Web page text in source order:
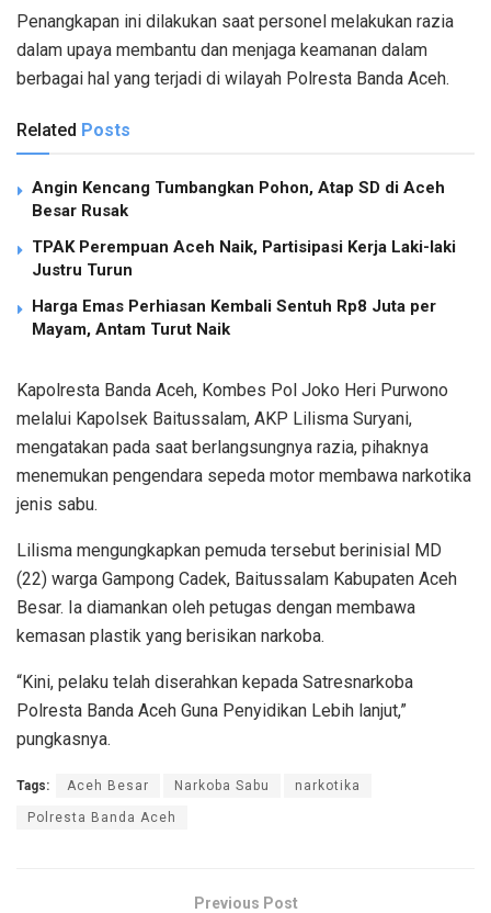
Penangkapan ini dilakukan saat personel melakukan razia
dalam upaya membantu dan menjaga keamanan dalam
berbagai hal yang terjadi di wilayah Polresta Banda Aceh.
Related Posts
Angin Kencang Tumbangkan Pohon, Atap SD di Aceh
Besar Rusak
TPAK Perempuan Aceh Naik, Partisipasi Kerja Laki-laki
Justru Turun
Harga Emas Perhiasan Kembali Sentuh Rp8 Juta per
Mayam, Antam Turut Naik
Kapolresta Banda Aceh, Kombes Pol Joko Heri Purwono
melalui Kapolsek Baitussalam, AKP Lilisma Suryani,
mengatakan pada saat berlangsungnya razia, pihaknya
menemukan pengendara sepeda motor membawa narkotika
jenis sabu.
Lilisma mengungkapkan pemuda tersebut berinisial MD
(22) warga Gampong Cadek, Baitussalam Kabupaten Aceh
Besar. Ia diamankan oleh petugas dengan membawa
kemasan plastik yang berisikan narkoba.
“Kini, pelaku telah diserahkan kepada Satresnarkoba
Polresta Banda Aceh Guna Penyidikan Lebih lanjut,”
pungkasnya.
Tags: Aceh Besar Narkoba Sabu narkotika
Polresta Banda Aceh
Previous Post